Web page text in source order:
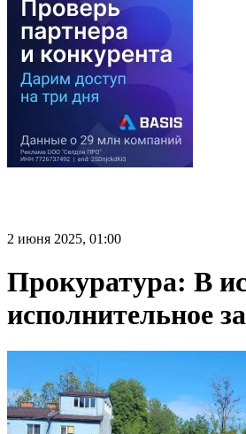
2 июня 2025, 01:00
Прокуратура: В
исполнительное